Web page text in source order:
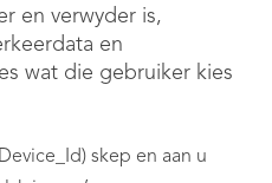
en verwyder is,
en
wat die gebruiker kies
skep en aan u